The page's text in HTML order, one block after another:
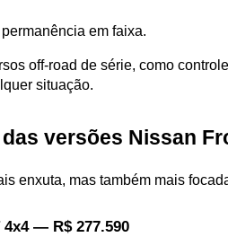
em faixa.
off-road de série, como
situação.
versões Nissan
enxuta, mas também mais
— R$ 277.590